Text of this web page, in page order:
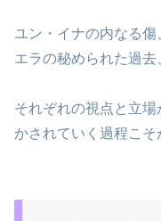
ユン・イナの内なる
エラの秘められた過去
それぞれの視点と立場
かされていく過程こそ